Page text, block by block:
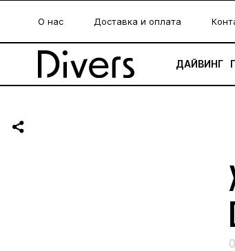
О нас Доставка и оплата
ДАЙВИНГ